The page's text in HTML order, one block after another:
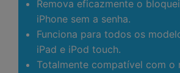
Remova eficazmente o
iPhone sem a senha.
Funciona para todos os
iPad e iPod touch.
Totalmente compatível com o